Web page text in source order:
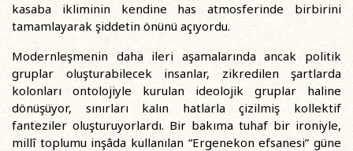
kasaba ikliminin kendine has atmosferinde birbirini
tamamlayarak şiddetin önünü açıyordu.
Modernleşmenin daha ileri aşamalarında ancak politik
gruplar oluşturabilecek insanlar, zikredilen şartlarda
kolonları ontolojiyle kurulan ideolojik gruplar haline
dönüşüyor, sınırları kalın hatlarla çizilmiş kollektif
fanteziler oluşturuyorlardı. Bir bakıma tuhaf bir ironiyle,
millî toplumu inşâda kullanılan “Ergenekon efsanesi” güne